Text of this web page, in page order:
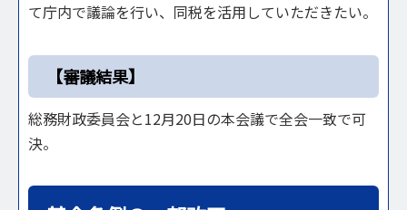
て庁内で議論を行い、同税を活用していただきたい。
【審議結果】
総務財政委員会と12月20日の本会議で全会一致で可
決。